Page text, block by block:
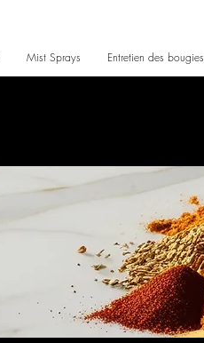
Mist Sprays Entretien des bougies